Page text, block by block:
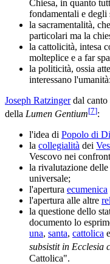
Chiesa, in quanto
fondamentali e degli
la sacramentalità,
particolari ma la
la cattolicità, intesa
molteplice e a far
la politicità, ossia
interessano l'umanità:
Joseph Ratzingerdal canto
della Lumen Gentium[7]:
l'idea di Popolo di
la collegialità dei
Vescovo nei
la rivalutazione
universale;
l'apertura ecumenica
l'apertura alle altre
la questione dello
documento lo
una, santa, cattolica
subsistit in Ecclesia
Cattolica".